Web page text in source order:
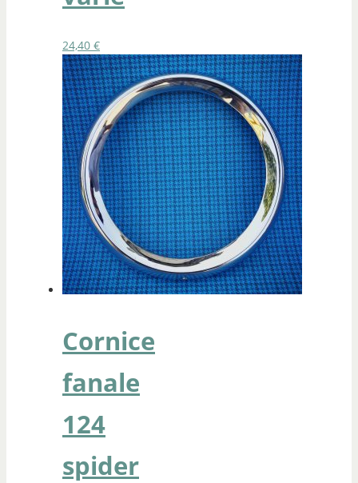
24,40 €
Cornice
fanale
124
spider